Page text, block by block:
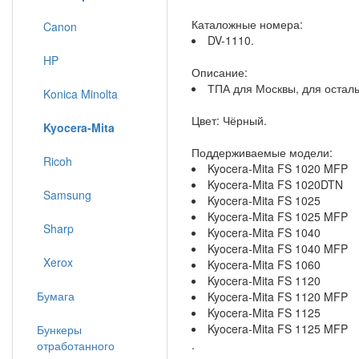
Каталожные номера:
DV-1110.
Описание:
ТПА для Москвы, для
Цвет: Чёрный.
Поддерживаемые модели:
Kyocera-Mita FS 1020 MFP
Kyocera-Mita FS 1020DTN
Kyocera-Mita FS 1025
Kyocera-Mita FS 1025 MFP
Kyocera-Mita FS 1040
Kyocera-Mita FS 1040 MFP
Kyocera-Mita FS 1060
Kyocera-Mita FS 1120
Kyocera-Mita FS 1120 MFP
Kyocera-Mita FS 1125
Kyocera-Mita FS 1125 MFP
.
Canon
HP
Konica Minolta
Kyocera-Mita
Ricoh
Samsung
Sharp
Xerox
Бумага
Бункеры
отработанного